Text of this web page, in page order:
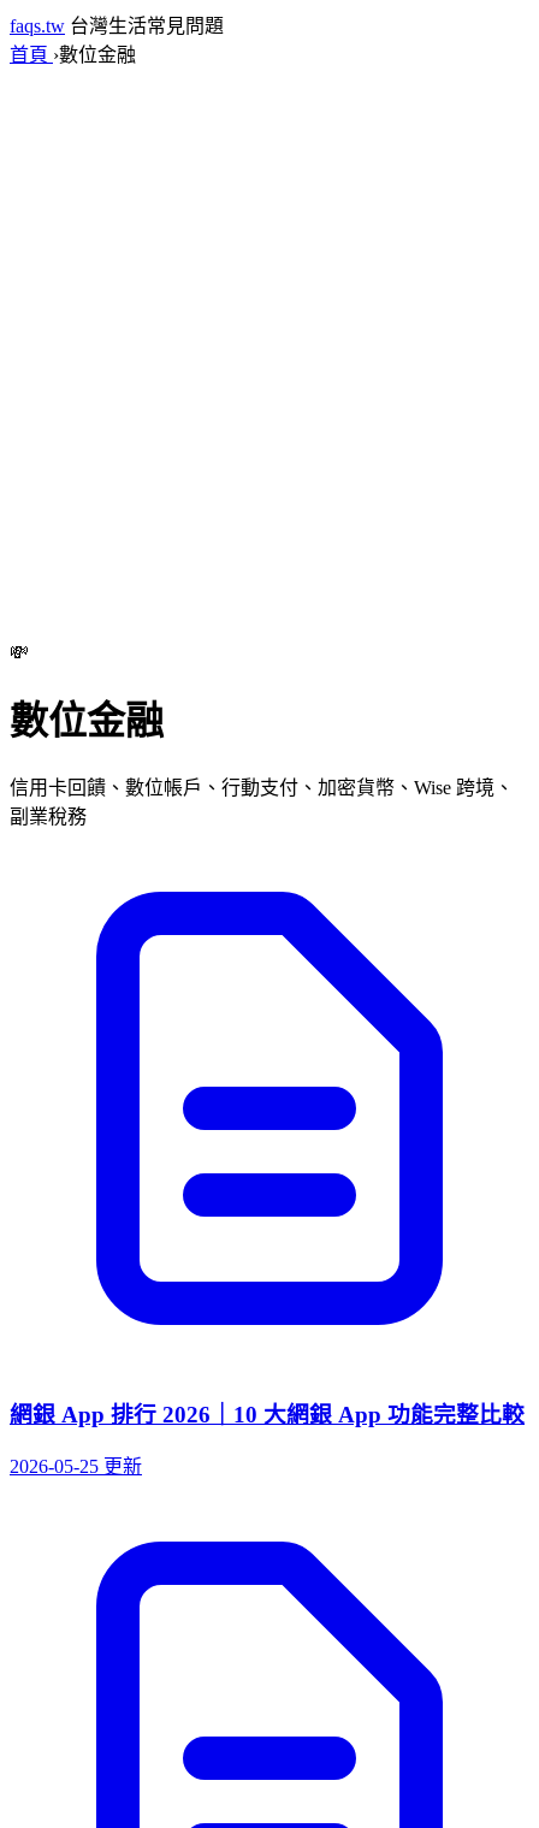
faqs.tw 台灣生活常見問題
首頁 ›數位金融
💸
數位金融
信用卡回饋、數位帳戶、行動支付、加密貨幣、Wise 跨境、
副業稅務
網銀 App 排行 2026｜10 大網銀 App 功能完整比較
2026-05-25 更新